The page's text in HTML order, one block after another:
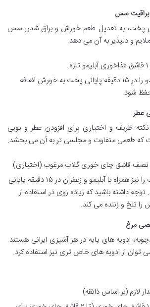
براقیت سس
پخت، به تعدیل طعم خورش و براق شدن سس
و دلپذیر به آن می دهد.
آبلیمو را در ۱۵ دقیقه پایانی پخت به خورش اضافه
شود.
عطر
ظریف و اختیاری برای افزودن عطر و بویی
طعمی متفاوت و مجلسی تر به آن می بخشد.
نصف قاشق چای خوری گلاب مرغوب (اختیاری)
گلاب را نیز همراه با آبلیمو و زعفران در ۱۵ دقیقه پایانی
داشته باشید که زیاده روی در استفاده از
تلخ و زننده می کند.
مرغ
ادویه های پایه در هر آشپزی ایرانی هستند.
توان از ادویه های خاص تری نیز استفاده کرد.
لازم (بر اساس ذائقه)